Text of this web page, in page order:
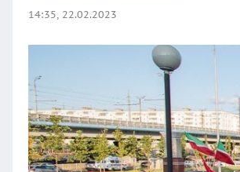
14:35, 22.02.2023